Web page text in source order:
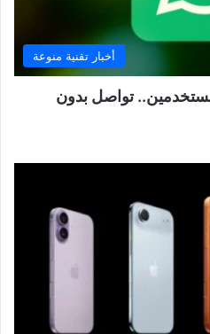
أخبار تقنية منوعة
تواصل بدون